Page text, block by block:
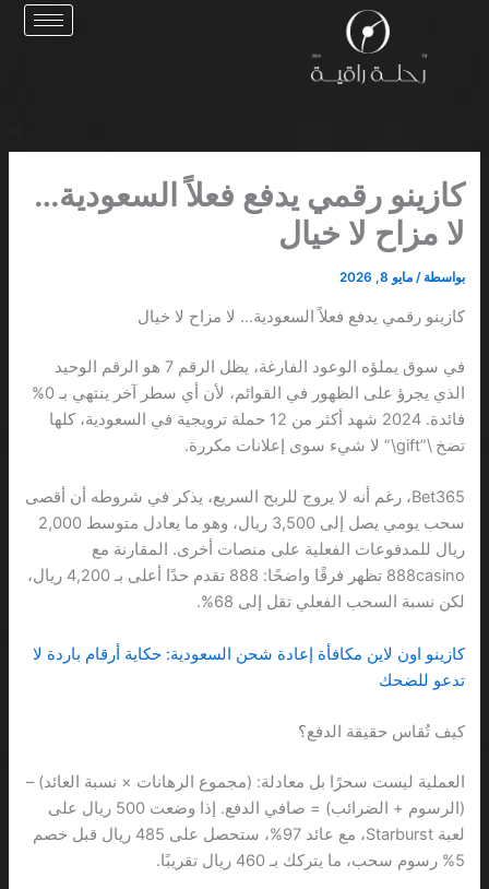
كازينو رقمي يدفع فعلاً السعودية…
لا مزاح لا خيال
بواسطة /مايو 8, 2026
كازينو رقمي يدفع فعلاً السعودية… لا مزاح لا خيال
في سوق يملؤه الوعود الفارغة، يظل الرقم 7 هو الرقم الوحيد
الذي يجرؤ على الظهور في القوائم، لأن أي سطر آخر ينتهي بـ 0%
فائدة. 2024 شهد أكثر من 12 حملة ترويجية في السعودية، كلها
تضخ \”gift\” لا شيء سوى إعلانات مكررة.
Bet365، رغم أنه لا يروج للربح السريع، يذكر في شروطه أن أقصى
سحب يومي يصل إلى 3,500 ريال، وهو ما يعادل متوسط 2,000
ريال للمدفوعات الفعلية على منصات أخرى. المقارنة مع
888casino تظهر فرقًا واضحًا: 888 تقدم حدًا أعلى بـ 4,200 ريال،
لكن نسبة السحب الفعلي تقل إلى 68%.
كازينو اون لاين مكافأة إعادة شحن السعودية: حكاية أرقام باردة لا
تدعو للضحك
كيف تُقاس حقيقة الدفع؟
العملية ليست سحرًا بل معادلة: (مجموع الرهانات × نسبة العائد) –
(الرسوم + الضرائب) = صافي الدفع. إذا وضعت 500 ريال على
لعبة Starburst، مع عائد 97%، ستحصل على 485 ريال قبل خصم
5% رسوم سحب، ما يتركك بـ 460 ريال تقريبًا.